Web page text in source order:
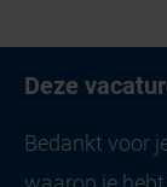
Deze
Bedankt voor